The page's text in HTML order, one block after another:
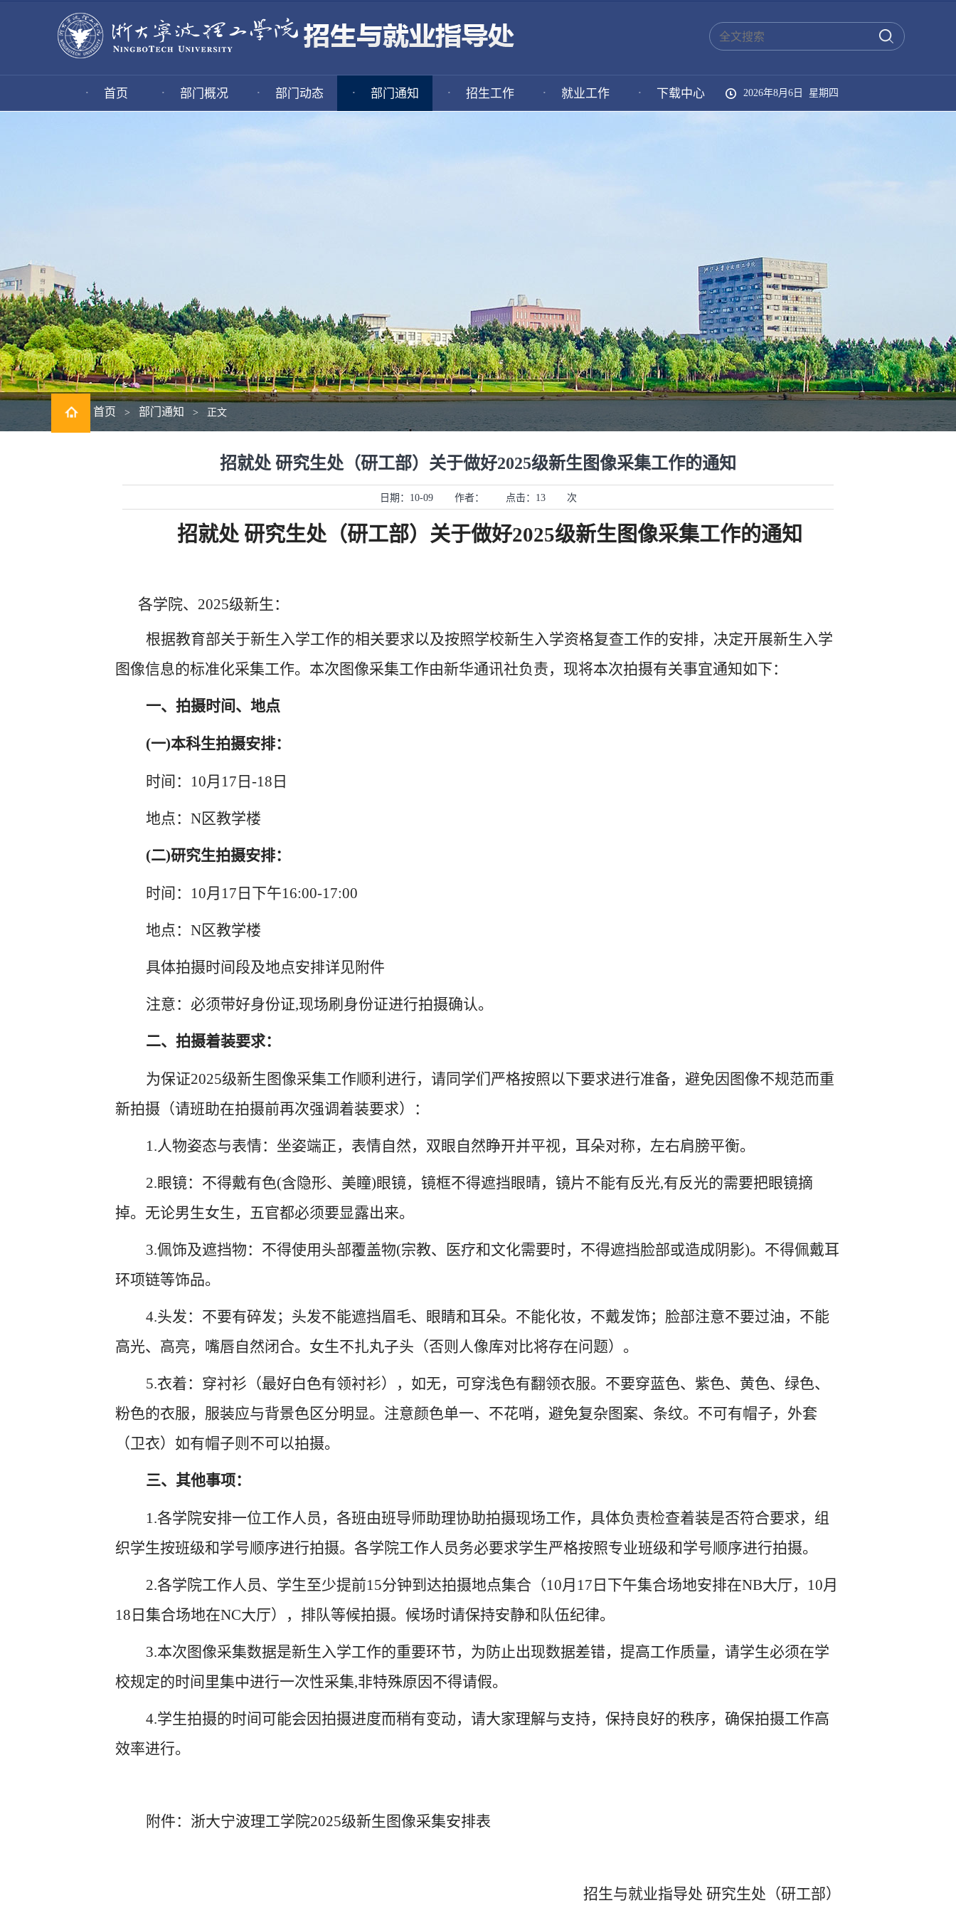
· 首页 · 部门概况 · 部门动态 · 部门通知 · 招生工作 · 就业工作 · 下载中心 2026年8月6日 星期四
首页 > 部门通知 > 正文
招就处 研究生处（研工部）关于做好2025级新生图像采集工作的通知
日期： 10-09 作者： 点击： 13 次
招就处 研究生处（研工部） 关于做好2025级新生图像采集工作的通知
各学院、2025级新生：
根据教育部关于新生入学工作的相关要求以及按照学校新生入学资格复查工作的安排，决定开展新生入学
图像信息的标准化采集工作。本次图像采集工作由新华通讯社负责，现将本次拍摄有关事宜通知如下：
一、拍摄时间、地点
(一)本科生拍摄安排：
时间：10月 17日-18日
地点：N区教学楼
(二)研究生拍摄安排：
时间：10月17日下午16:00-17:00
地点：N区教学楼
具体拍摄时间段及地点安排详见附件
注意：必须带好身份证,现场刷身份证进行拍摄确认。
二、拍摄着装要求：
为保证2025级新生图像采集工作顺利进行，请同学们严格按照以下要求进行准备，避免因图像不规范而重
新拍摄（请班助在拍摄前再次强调着装要求）：
1.人物姿态与表情：坐姿端正，表情自然，双眼自然睁开并平视，耳朵对称，左右肩膀平衡。
2.眼镜：不得戴有色(含隐形、美瞳)眼镜，镜框不得遮挡眼晴，镜片不能有反光,有反光的需要把眼镜摘
掉。无论男生女生，五官都必须要显露出来。
3.佩饰及遮挡物：不得使用头部覆盖物(宗教、医疗和文化需要时，不得遮挡脸部或造成阴影)。不得佩戴耳
环项链等饰品。
4.头发：不要有碎发；头发不能遮挡眉毛、眼睛和耳朵。不能化妆，不戴发饰；脸部注意不要过油，不能
高光、高亮，嘴唇自然闭合。女生不扎丸子头（否则人像库对比将存在问题）。
5.衣着：穿衬衫（最好白色有领衬衫），如无，可穿浅色有翻领衣服。不要穿蓝色、紫色、黄色、绿色、
粉色的衣服，服装应与背景色区分明显。注意颜色单一、不花哨，避免复杂图案、条纹。不可有帽子，外套
（卫衣）如有帽子则不可以拍摄。
三、其他事项：
1.各学院安排一位工作人员，各班由班导师助理协助拍摄现场工作，具体负责检查着装是否符合要求，组
织学生按班级和学号顺序进行拍摄。各学院工作人员务必要求学生严格按照专业班级和学号顺序进行拍摄。
2.各学院工作人员、学生至少提前15分钟到达拍摄地点集合（10月17日下午集合场地安排在NB大厅，10月
18日集合场地在NC大厅），排队等候拍摄。候场时请保持安静和队伍纪律。
3.本次图像采集数据是新生入学工作的重要环节，为防止出现数据差错，提高工作质量，请学生必须在学
校规定的时间里集中进行一次性采集,非特殊原因不得请假。
4.学生拍摄的时间可能会因拍摄进度而稍有变动，请大家理解与支持，保持良好的秩序，确保拍摄工作高
效率进行。
附件：浙大宁波理工学院2025级新生图像采集安排表
招生与就业指导处 研究生处（研工部）